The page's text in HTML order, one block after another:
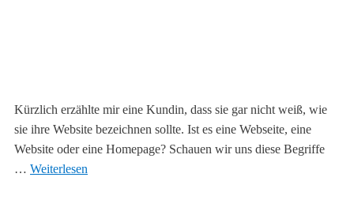
Kürzlich erzählte mir eine Kundin, dass sie gar nicht weiß, wie
sie ihre Website bezeichnen sollte. Ist es eine Webseite, eine
Website oder eine Homepage? Schauen wir uns diese Begriffe
… Weiterlesen